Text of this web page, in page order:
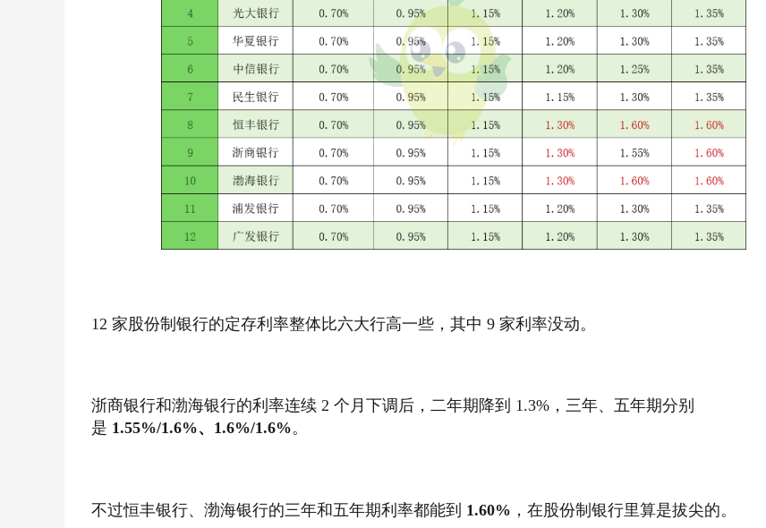
12 家股份制银行的定存利率整体比六大行高一些，其中 9 家利率没动。
浙商银行和渤海银行的利率连续 2 个月下调后，二年期降到 1.3%，三年、五年期分别
是 1.55%/1.6%、1.6%/1.6%。
不过恒丰银行、渤海银行的三年和五年期利率都能到 1.60% ，在股份制银行里算是拔尖的。